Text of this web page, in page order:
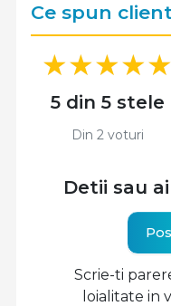
Ce spun
5 din 5 stele
Din 2 voturi
Detii sau
Scrie-ti
loialitate in